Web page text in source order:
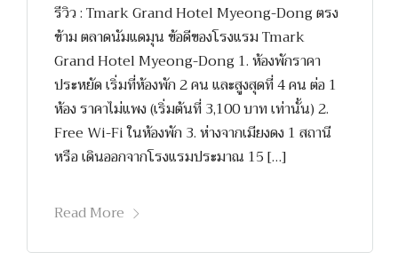
รีวิว : Tmark Grand Hotel Myeong-Dong ตรง
ข้าม ตลาดนัมแดมุน ข้อดีของโรงแรม Tmark
Grand Hotel Myeong-Dong 1. ห้องพักราคา
ประหยัด เริ่มที่ห้องพัก 2 คน และสูงสุดที่ 4 คน ต่อ 1
ห้อง ราคาไม่แพง (เริ่มต้นที่ 3,100 บาท เท่านั้น) 2.
Free Wi-Fi ในห้องพัก 3. ห่างจากเมียงดง 1 สถานี
หรือ เดินออกจากโรงแรมประมาณ 15 […]
Read More